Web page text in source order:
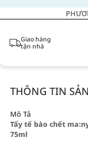
Giao hàng
tận nhà
THÔNG TIN
Mô Tả
Tẩy tế bào chết
75ml